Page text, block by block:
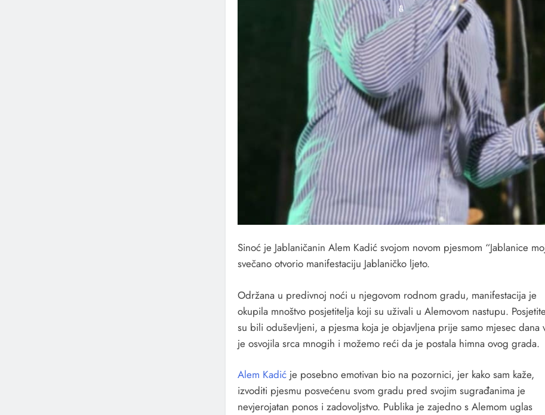
Sinoć je Jablaničanin Alem Kadić svojom novom pjesmom “Jablanice
svečano otvorio manifestaciju Jablaničko ljeto.
Održana u predivnoj noći u njegovom rodnom gradu, manifestacija je
okupila mnoštvo posjetitelja koji su uživali u Alemovom nastupu.
su bili oduševljeni, a pjesma koja je objavljena prije samo mjesec dana
je osvojila srca mnogih i možemo reći da je postala himna ovog grada.
Alem Kadić je posebno emotivan bio na pozornici, jer kako sam kaže,
izvoditi pjesmu posvećenu svom gradu pred svojim sugrađanima je
nevjerojatan ponos i zadovoljstvo. Publika je zajedno s Alemom uglas